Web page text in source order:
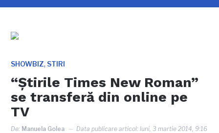
SHOWBIZ, STIRI
“Ştirile Times New Roman”
se transferă din online pe
TV
De: Manuela Golea Data publicare articol:luni, 3 martie 2014, 9:16